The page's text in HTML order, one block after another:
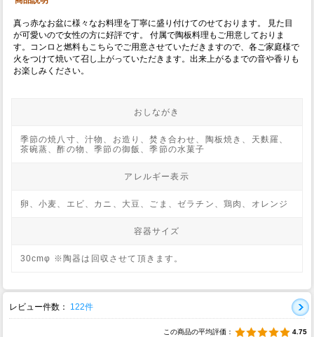
真っ赤なお盆に様々なお料理を丁寧に盛り付けてのせております。 見た目
が可愛いので女性の方に好評です。 付属で陶板料理もご用意しておりま
す。コンロと燃料もこちらでご用意させていただきますので、各ご家庭様で
火をつけて焼いて召し上がっていただきます。出来上がるまでの音や香りも
お楽しみください。
おしながき
季節の焼八寸、汁物、お造り、焚き合わせ、陶板焼き、天麩羅、
茶碗蒸、酢の物、季節の御飯、季節の水菓子
アレルギー表示
卵、小麦、エビ、カニ、大豆、ごま、ゼラチン、鶏肉、オレンジ
容器サイズ
30cmφ ※陶器は回収させて頂きます。
レビュー件数： 122件
この商品の平均評価： 4.75